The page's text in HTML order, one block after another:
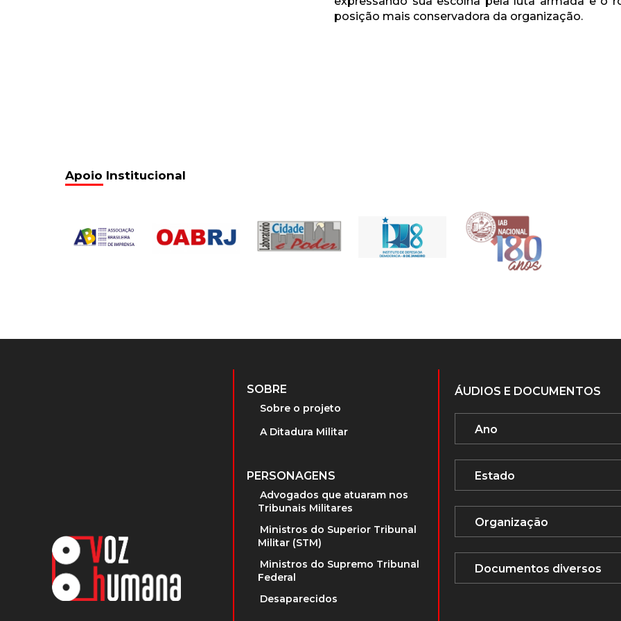
posição mais conservadora da organização.
Apoio Institucional
SOBRE
Sobre o projeto
A Ditadura Militar
PERSONAGENS
Advogados que atuaram nos
Tribunais Militares
Ministros do Superior Tribunal
Militar (STM)
Ministros do Supremo Tribunal
Federal
Desaparecidos
ÁUDIOS E DOCUMENTOS